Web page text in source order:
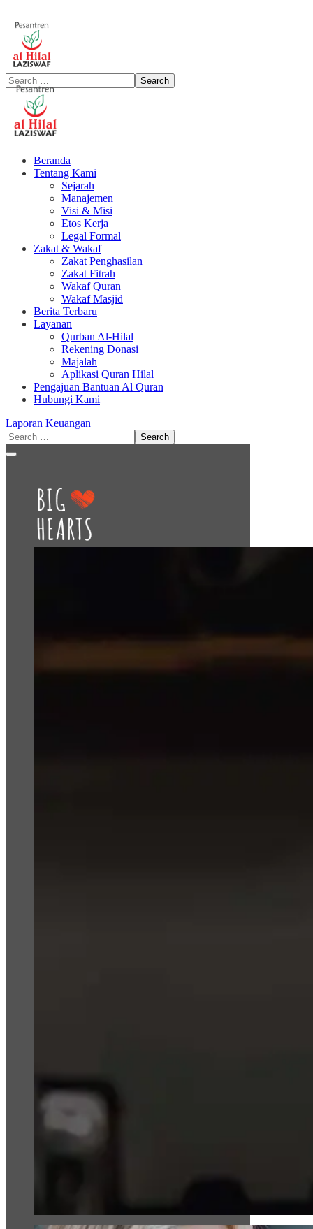
Beranda
Tentang Kami
Sejarah
Manajemen
Visi & Misi
Etos Kerja
Legal Formal
Zakat & Wakaf
Zakat Penghasilan
Zakat Fitrah
Wakaf Quran
Wakaf Masjid
Berita Terbaru
Layanan
Qurban Al-Hilal
Rekening Donasi
Majalah
Aplikasi Quran Hilal
Pengajuan Bantuan Al Quran
Hubungi Kami
Laporan Keuangan